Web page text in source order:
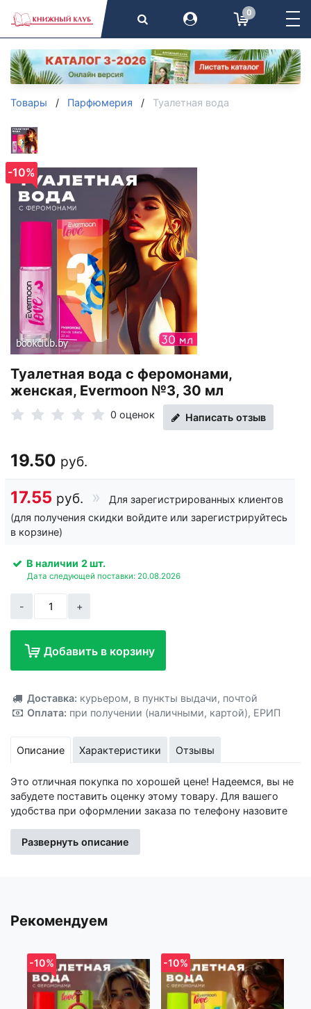
0
Товары Парфюмерия Туалетная вода
-10%
Туалетная вода с феромонами,
женская, Evermoon №3, 30 мл
0 оценок Написать отзыв
19.50 руб.
17.55 руб.
Для зарегистрированных клиентов
(для получения скидки войдите или зарегистрируйтесь
в корзине)
В наличии 2 шт.
Дата следующей поставки: 20.08.2026
- +
Добавить в корзину
Доставка: курьером, в пункты выдачи, почтой
Оплата: при получении (наличными, картой), ЕРИП
Описание Характеристики Отзывы
Это отличная покупка по хорошей цене! Надеемся, вы не
забудете поставить оценку этому товару. Для вашего
удобства при оформлении заказа по телефону назовите
«Книжный Клуб», Республика Беларусь, 223060, Минская
Развернуть описание
Рекомендуем
-10% -10%